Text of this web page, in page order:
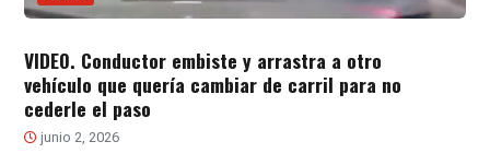
VIDEO. Conductor embiste y arrastra a otro
vehículo que quería cambiar de carril para no
cederle el paso
junio 2, 2026